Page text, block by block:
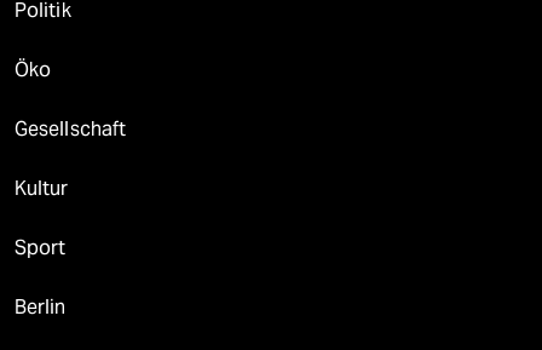
Politik
Öko
Gesellschaft
Kultur
Sport
Berlin